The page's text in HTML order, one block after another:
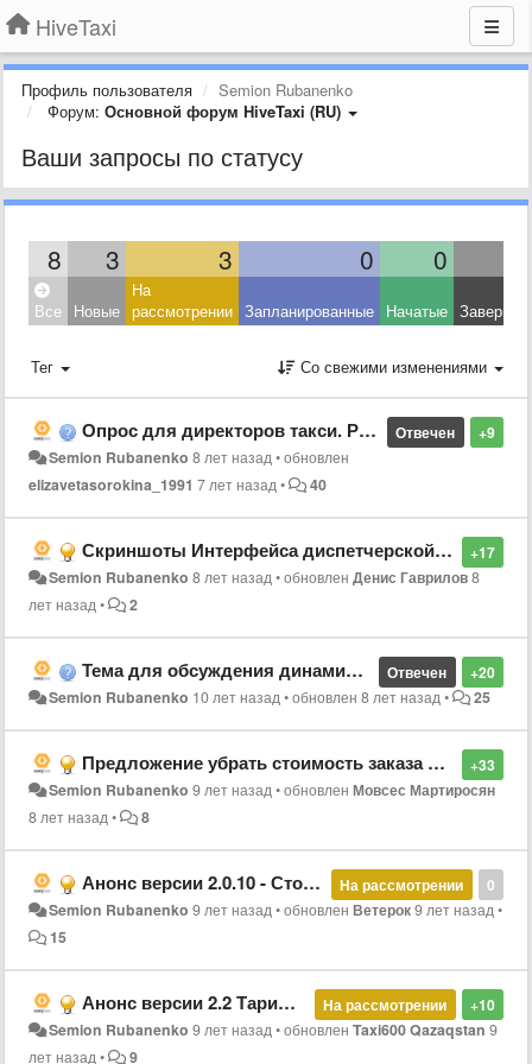
HiveTaxi
Профиль пользователя
Semion Rubanenko
Форум: Основной форум HiveTaxi (RU)
Ваши запросы по статусу
8 3 3 0 0
Все Новые
На
рассмотрении Запланированные Начатые
Тег Со свежими изменениями
+9
Отвечен
Опрос для директоров такси. Разработка 2.8.0
Semion Rubanenko 8 лет назад•обновлен
elizavetasorokina_1991 7 лет назад• 40
+17
Скриншоты Интерфейса диспетчерской 3.0
Semion Rubanenko 8 лет назад•обновленДенис Гаврилов8
лет назад• 2
+20
Отвечен
Тема для обсуждения динамического изменения стоимости заказа
Semion Rubanenko 10 лет назад•обновлен8 лет назад• 25
+33
Предложение убрать стоимость заказа для водителя из текста кнопки "Беру за ххх"
Semion Rubanenko 9 лет назад•обновленМовсес Мартиросян
8 лет назад• 8
0
На рассмотрении
Анонс версии 2.0.10 - Стоянки, распределение заказов по очереди
Semion Rubanenko 9 лет назад•обновленВетерок9 лет назад•
15
+10
На рассмотрении
Анонс версии 2.2 Тарифный планы водителей / смены
Semion Rubanenko 9 лет назад•обновленTaxi600 Qazaqstan 9
лет назад• 9